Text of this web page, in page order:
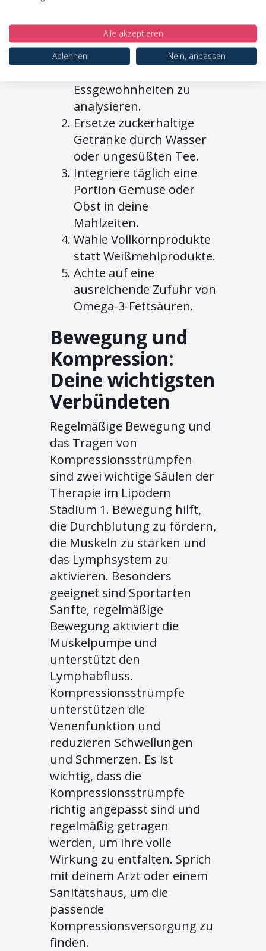
Führe ein
Ernährungstagebuch,
Essgewohnheiten zu
analysieren.
Ersetze zuckerhaltige
Getränke durch Wasser
oder ungesüßten Tee.
Integriere täglich eine
Portion Gemüse oder
Obst in deine
Mahlzeiten.
Wähle Vollkornprodukte
statt Weißmehlprodukte.
Achte auf eine
ausreichende Zufuhr von
Omega-3-Fettsäuren.
Bewegung und
Kompression:
Deine wichtigsten
Verbündeten
Regelmäßige Bewegung und
das Tragen von
Kompressionsstrümpfen
sind zwei wichtige Säulen der
Therapie im Lipödem
Stadium 1. Bewegung hilft,
die Durchblutung zu fördern,
die Muskeln zu stärken und
das Lymphsystem zu
aktivieren. Besonders
geeignet sind Sportarten
Sanfte, regelmäßige
Bewegung aktiviert die
Muskelpumpe und
unterstützt den
Lymphabfluss.
Kompressionsstrümpfe
unterstützen die
Venenfunktion und
reduzieren Schwellungen
und Schmerzen. Es ist
wichtig, dass die
Kompressionsstrümpfe
richtig angepasst sind und
regelmäßig getragen
werden, um ihre volle
Wirkung zu entfalten. Sprich
mit deinem Arzt oder einem
Sanitätshaus, um die
passende
Kompressionsversorgung zu
finden.
Alle akzeptieren
Ablehnen
Nein, anpassen